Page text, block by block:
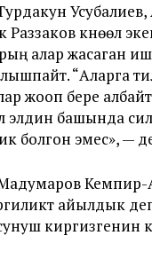
Раззаков күнөөлүү
алар жасаган
“Аларга
жооп бере
элдин башында
болгон эмес», —
Кемпир-
айылдык
киргизгенин